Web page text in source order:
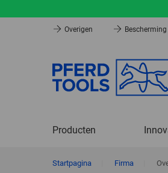
Overigen
Producten
Startpagina Firma